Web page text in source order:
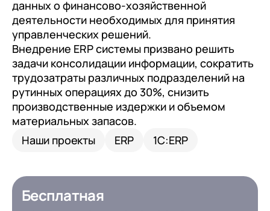
данных о финансово-хозяйственной
деятельности необходимых для принятия
управленческих решений.
Внедрение ERP системы призвано решить
задачи консолидации информации, сократить
трудозатраты различных подразделений на
рутинных операциях до 30%, снизить
производственные издержки и объемом
материальных запасов.
Наши проекты
ERP 1С:ERP
Бесплатная
Управление взаимоотношениями
с клиентами (CRM)
1С:CRM
Лицензии 1С
Сервисы 1С
1С-ЭДО
1С:Контрагент
1С:Фреш
Доки 1С